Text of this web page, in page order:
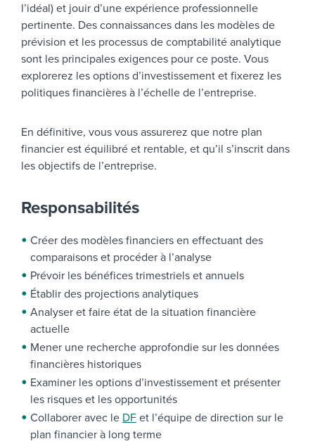
l’idéal) et jouir d’une expérience professionnelle
pertinente. Des connaissances dans les modèles de
prévision et les processus de comptabilité analytique
sont les principales exigences pour ce poste. Vous
explorerez les options d’investissement et fixerez les
politiques financières à l’échelle de l’entreprise.
En définitive, vous vous assurerez que notre plan
financier est équilibré et rentable, et qu’il s’inscrit dans
les objectifs de l’entreprise.
Responsabilités
Créer des modèles financiers en effectuant des
comparaisons et procéder à l’analyse
Prévoir les bénéfices trimestriels et annuels
Établir des projections analytiques
Analyser et faire état de la situation financière
actuelle
Mener une recherche approfondie sur les données
financières historiques
Examiner les options d’investissement et présenter
les risques et les opportunités
Collaborer avec le DF et l’équipe de direction sur le
plan financier à long terme